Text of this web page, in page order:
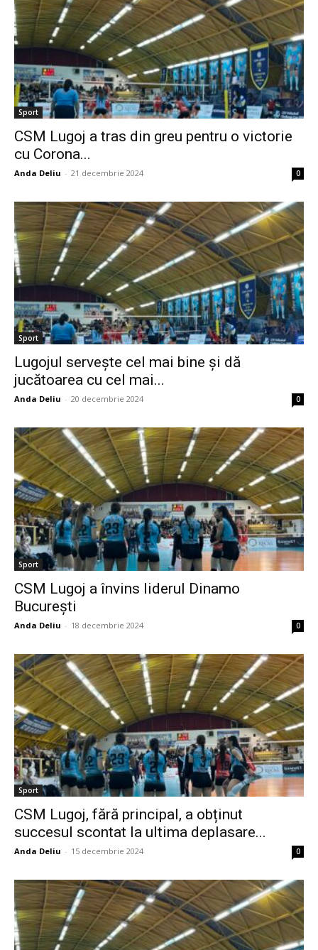
Sport
CSM Lugoj a tras din greu pentru o victorie
cu Corona...
Anda Deliu - 21 decembrie 2024 0
Sport
Lugojul servește cel mai bine și dă
jucătoarea cu cel mai...
Anda Deliu - 20 decembrie 2024 0
Sport
CSM Lugoj a învins liderul Dinamo
București
Anda Deliu - 18 decembrie 2024 0
Sport
CSM Lugoj, fără principal, a obținut
succesul scontat la ultima deplasare...
Anda Deliu - 15 decembrie 2024 0